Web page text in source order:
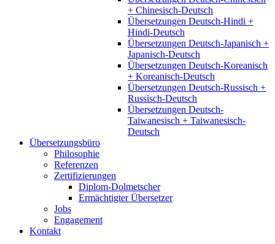
+ Chinesisch-Deutsch
Übersetzungen Deutsch-Hindi +
Hindi-Deutsch
Übersetzungen Deutsch-Japanisch +
Japanisch-Deutsch
Übersetzungen Deutsch-Koreanisch
+ Koreanisch-Deutsch
Übersetzungen Deutsch-Russisch +
Russisch-Deutsch
Übersetzungen Deutsch-
Taiwanesisch + Taiwanesisch-
Deutsch
Übersetzungsbüro
Philosophie
Referenzen
Zertifizierungen
Diplom-Dolmetscher
Ermächtigter Übersetzer
Jobs
Engagement
Kontakt